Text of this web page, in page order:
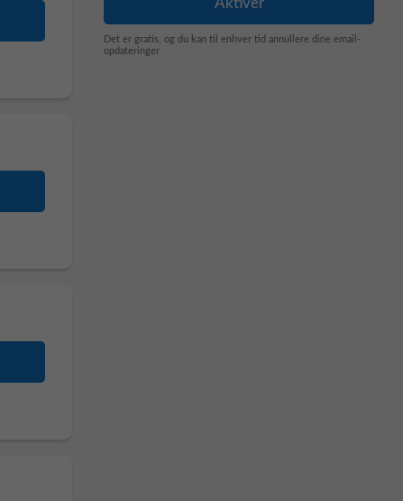
Det er gratis, og du kan til enhver tid annullere dine email-
opdateringer